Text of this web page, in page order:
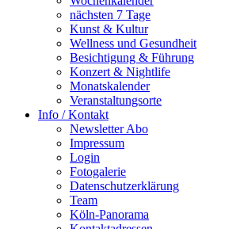
nächsten 7 Tage
Kunst & Kultur
Wellness und Gesundheit
Besichtigung & Führung
Konzert & Nightlife
Monatskalender
Veranstaltungsorte
Info / Kontakt
Newsletter Abo
Impressum
Login
Fotogalerie
Datenschutzerklärung
Team
Köln-Panorama